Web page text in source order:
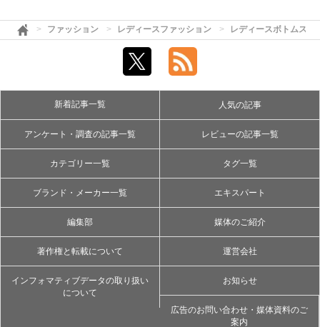
ファッション レディースファッション レディースボトムス
新着記事一覧 人気の記事
アンケート・調査の記事一覧 レビューの記事一覧
カテゴリー一覧 タグ一覧
ブランド・メーカー一覧 エキスパート
編集部 媒体のご紹介
著作権と転載について 運営会社
インフォマティブデータの取り扱い
について
お知らせ
広告のお問い合わせ・媒体資料のご
案内